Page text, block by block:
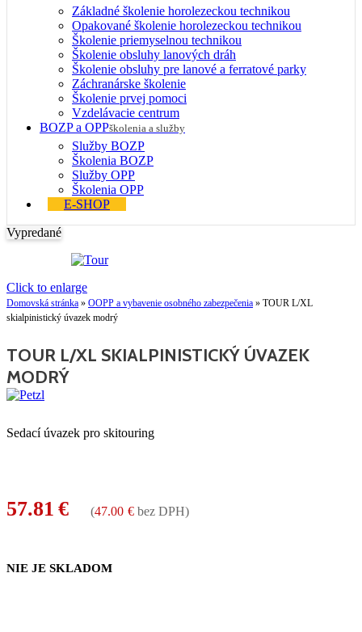
Základné školenie horolezeckou technikou
Opakované školenie horolezeckou technikou
Školenie priemyselnou technikou
Školenie obsluhy lanových dráh
Školenie obsluhy pre lanové a ferratové parky
Záchranárske školenie
Školenie prvej pomoci
Vzdelávacie centrum
BOZP a OPPškolenia a služby
Služby BOZP
Školenia BOZP
Služby OPP
Školenia OPP
E-SHOP
Vypredané
Click to enlarge
Domovská stránka » OOPP a vybavenie osobného zabezpečenia » TOUR L/XL
skialpinistický úvazek modrý
TOUR L/XL SKIALPINISTICKÝ ÚVAZEK
MODRÝ
Sedací úvazek pro skitouring
57.81 € (47.00 € bez DPH)
NIE JE SKLADOM